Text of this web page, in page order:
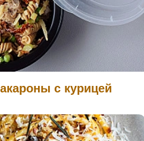
с курицей